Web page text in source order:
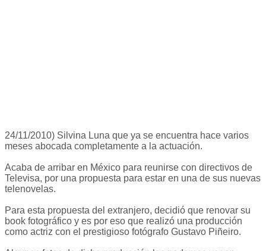
24/11/2010) Silvina Luna que ya se encuentra hace varios
meses abocada completamente a la actuación.
Acaba de arribar en México para reunirse con directivos de
Televisa, por una propuesta para estar en una de sus nuevas
telenovelas.
Para esta propuesta del extranjero, decidió que renovar su
book fotográfico y es por eso que realizó una producción
como actriz con el prestigioso fotógrafo Gustavo Piñeiro.